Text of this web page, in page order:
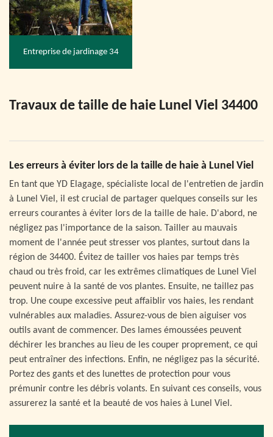
Entreprise de jardinage 34
Travaux de taille de haie Lunel Viel 34400
Les erreurs à éviter lors de la taille de haie à Lunel Viel
En tant que YD Elagage, spécialiste local de l'entretien de jardin
à Lunel Viel, il est crucial de partager quelques conseils sur les
erreurs courantes à éviter lors de la taille de haie. D'abord, ne
négligez pas l'importance de la saison. Tailler au mauvais
moment de l'année peut stresser vos plantes, surtout dans la
région de 34400. Évitez de tailler vos haies par temps très
chaud ou très froid, car les extrêmes climatiques de Lunel Viel
peuvent nuire à la santé de vos plantes. Ensuite, ne taillez pas
trop. Une coupe excessive peut affaiblir vos haies, les rendant
vulnérables aux maladies. Assurez-vous de bien aiguiser vos
outils avant de commencer. Des lames émoussées peuvent
déchirer les branches au lieu de les couper proprement, ce qui
peut entraîner des infections. Enfin, ne négligez pas la sécurité.
Portez des gants et des lunettes de protection pour vous
prémunir contre les débris volants. En suivant ces conseils, vous
assurerez la santé et la beauté de vos haies à Lunel Viel.